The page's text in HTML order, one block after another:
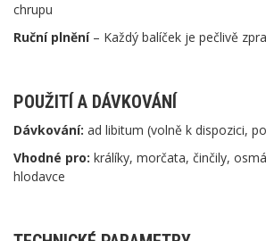
chrupu
Ruční plnění – Každý balíček je pečlivě
POUŽITÍ A DÁVKOVÁNÍ
Dávkování: ad libitum (volně k dispozici,
Vhodné pro: králíky, morčata, činčily,
hlodavce